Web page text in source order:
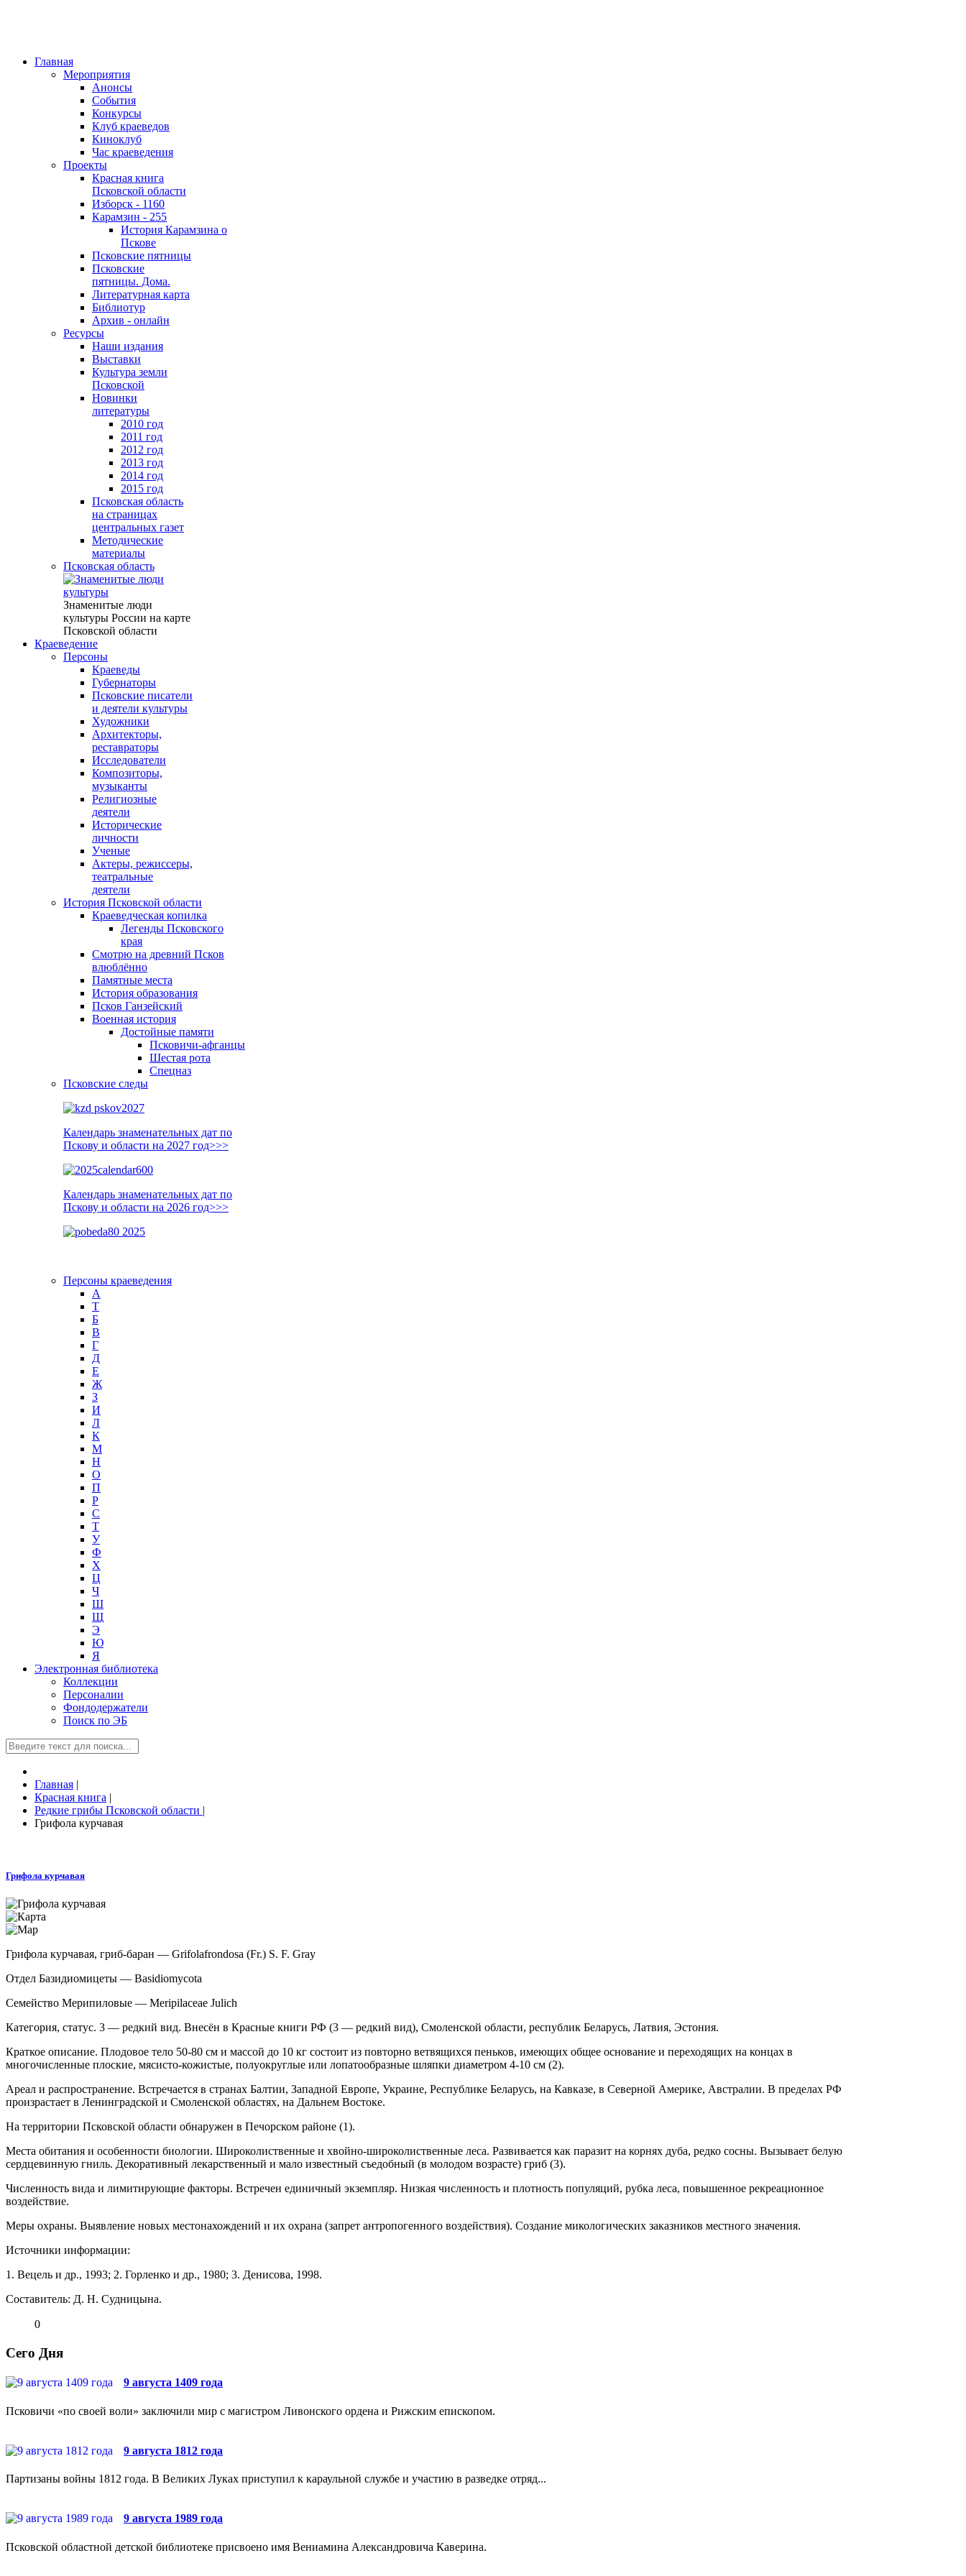
Главная
Мероприятия
Анонсы
События
Конкурсы
Клуб краеведов
Киноклуб
Час краеведения
Проекты
Красная книга
Псковской области
Изборск - 1160
Карамзин - 255
История Карамзина о
Пскове
Псковские пятницы
Псковские
пятницы. Дома.
Литературная карта
Библиотур
Архив - онлайн
Ресурсы
Наши издания
Выставки
Культура земли
Псковской
Новинки
литературы
2010 год
2011 год
2012 год
2013 год
2014 год
2015 год
Псковская область
на страницах
центральных газет
Методические
материалы
Псковская область
Знаменитые люди
культуры России на карте
Псковской области
Краеведение
Персоны
Краеведы
Губернаторы
Псковские писатели
и деятели культуры
Художники
Архитекторы,
реставраторы
Исследователи
Композиторы,
музыканты
Религиозные
деятели
Исторические
личности
Ученые
Актеры, режиссеры,
театральные
деятели
История Псковской области
Краеведческая копилка
Легенды Псковского
края
Смотрю на древний Псков
влюблённо
Памятные места
История образования
Псков Ганзейский
Военная история
Достойные памяти
Псковичи-афганцы
Шестая рота
Спецназ
Псковские следы
Календарь знаменательных дат по
Пскову и области на 2027 год>>>
Календарь знаменательных дат по
Пскову и области на 2026 год>>>
Персоны краеведения
А
T
Б
В
Г
Д
Е
Ж
З
И
Л
К
М
Н
О
П
Р
С
Т
У
Ф
Х
Ц
Ч
Ш
Щ
Э
Ю
Я
Электронная библиотека
Коллекции
Персоналии
Фондодержатели
Поиск по ЭБ
Главная |
Красная книга |
Редкие грибы Псковской области |
Грифола курчавая
Грифола курчавая
Грифола курчавая, гриб-баран — Grifolafrondosa (Fr.) S. F. Gray
Отдел Базидиомицеты — Basidiomycota
Семейство Мерипиловые — Meripilaceae Julich
Категория, статус. 3 — редкий вид. Внесён в Красные книги РФ (3 — редкий вид), Смоленской области, республик Беларусь, Латвия, Эстония.
Краткое описание. Плодовое тело 50-80 см и массой до 10 кг состоит из повторно ветвящихся пеньков, имеющих общее основание и переходящих на концах в
многочисленные плоские, мясисто-ко­жистые, полуокруглые или лопатообразные шляпки диаметром 4-10 см (2).
Ареал и распространение. Встречается в стра­нах Балтии, Западной Европе, Украине, Республике Беларусь, на Кавказе, в Северной Америке, Австра­лии. В пределах РФ
произрастает в Ленинградской и Смоленской областях, на Дальнем Востоке.
На территории Псковской области обнаружен в Печорском районе (1).
Места обитания и особенности биологии. Широколиственные и хвойно-широколиственные леса. Развивается как паразит на корнях дуба, редко сосны. Вызывает белую
сердцевинную гниль. Деко­ративный лекарственный и мало известный съедоб­ный (в молодом возрасте) гриб (3).
Численность вида и лимитирующие факто­ры. Встречен единичный экземпляр. Низкая числен­ность и плотность популяций, рубка леса, повышен­ное рекреационное
воздействие.
Меры охраны. Выявление новых местонахож­дений и их охрана (запрет антропогенного воздей­ствия). Создание микологических заказников мест­ного значения.
Источники информации:
1. Вецель и др., 1993; 2. Горленко и др., 1980; 3. Де­нисова, 1998.
Составитель: Д. Н. Судницына.
0
Сего Дня
9 августа 1409 года
Псковичи «по своей воли» заключили мир с магистром Ливонского ордена и Рижским епископом.
9 августа 1812 года
Партизаны войны 1812 года. В Великих Луках приступил к караульной службе и участию в разведке отряд...
9 августа 1989 года
Псковской областной детской библиотеке присвоено имя Вениамина Александровича Каверина.